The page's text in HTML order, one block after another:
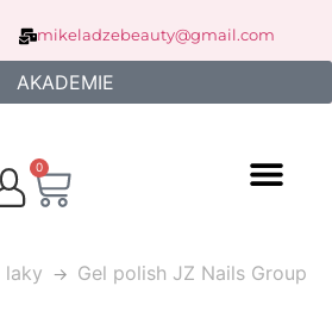
mikeladzebeauty@gmail.com
AKADEMIE
0
laky Gel polish JZ Nails Group